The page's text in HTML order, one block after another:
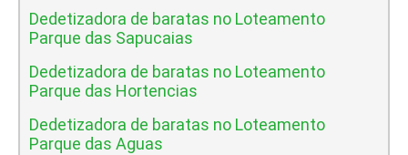
Dedetizadora de baratas no Loteamento
Parque das Sapucaias
Dedetizadora de baratas no Loteamento
Parque das Hortencias
Dedetizadora de baratas no Loteamento
Parque das Aguas